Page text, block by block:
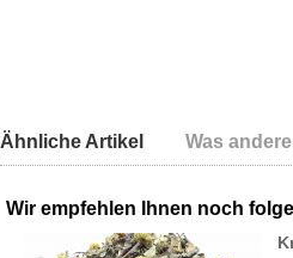
Ähnliche Artikel Was
Wir empfehlen Ihnen noch